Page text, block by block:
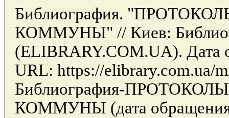
Библиография.
КОММУНЫ" // Киев:
(ELIBRARY.COM.UA). Дата
URL: https://elibrary.com.ua/
Библиография-
КОММУНЫ (дата